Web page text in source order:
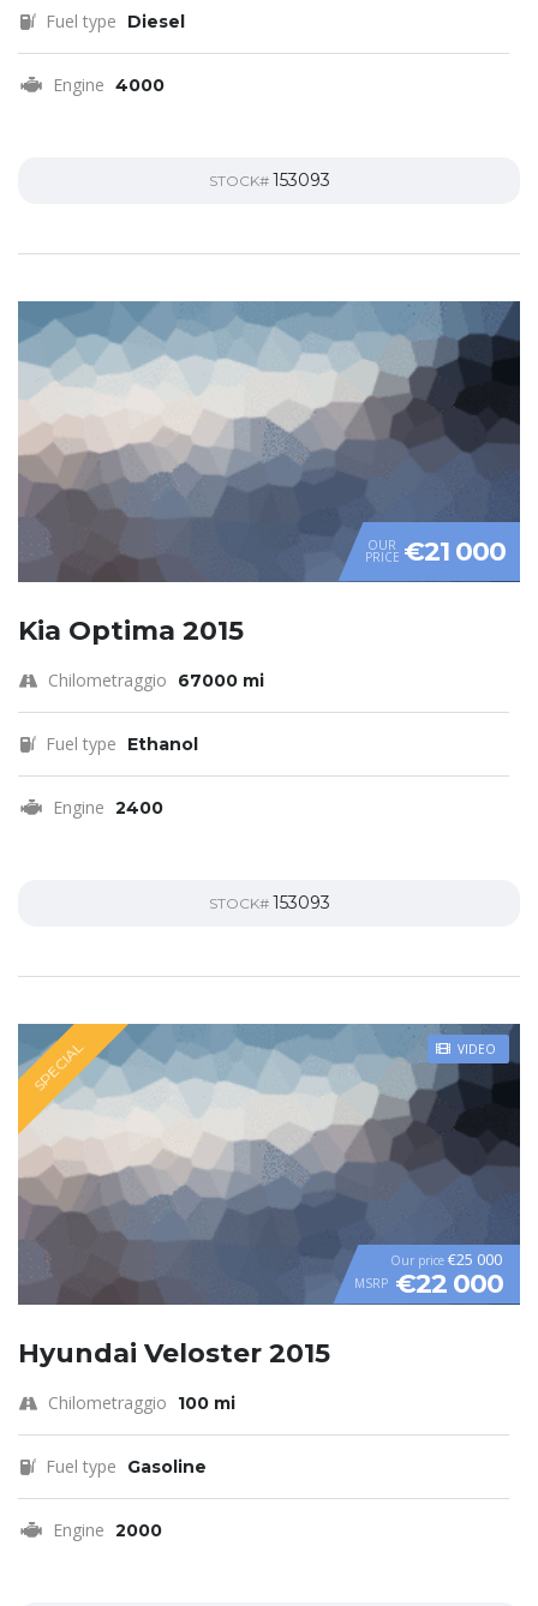
Fuel type Diesel
Engine 4000
STOCK# 153093
OUR
PRICE €21 000
Kia Optima 2015
Chilometraggio 67000 mi
Fuel type Ethanol
Engine 2400
STOCK# 153093
VIDEO
SPECIAL
Our price €25 000
MSRP €22 000
Hyundai Veloster 2015
Chilometraggio 100 mi
Fuel type Gasoline
Engine 2000